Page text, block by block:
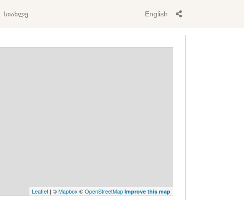
სიახლე English
Leaflet | ©Mapbox ©OpenStreetMap Improve this map